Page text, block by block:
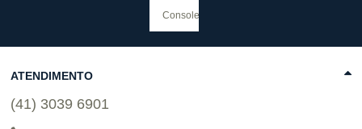
ATENDIMENTO
(41) 3039 6901